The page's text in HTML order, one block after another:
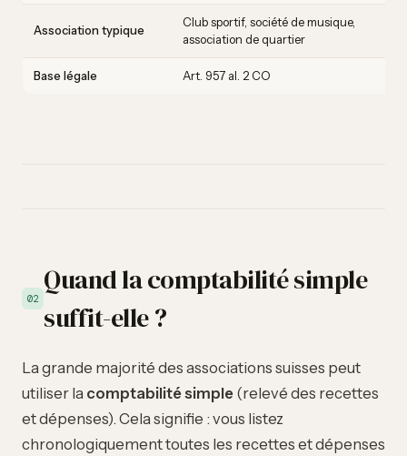
Association typique
Club sportif, société de musique,
association de quartier
Base légale Art. 957 al. 2 CO
02
Quand la comptabilité simple
suffit-elle ?
La grande majorité des associations suisses peut
utiliser la comptabilité simple (relevé des recettes
et dépenses). Cela signifie : vous listez
chronologiquement toutes les recettes et dépenses